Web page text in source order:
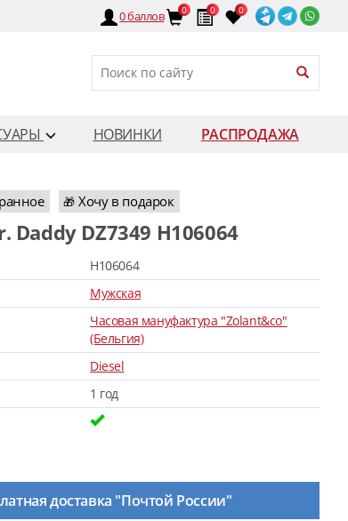
0баллов 0 0 0
НОВИНКИ
РАСПРОДАЖА
🎁 Хочу в подарок
Daddy DZ7349 H106064
H106064
Мужская
Часовая мануфактура "Zolant&co"
(Бельгия)
Diesel
1 год
доставка "Почтой России"